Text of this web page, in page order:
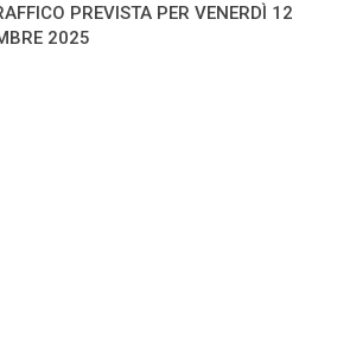
PREVISTA PER VENERDÌ 12
2025